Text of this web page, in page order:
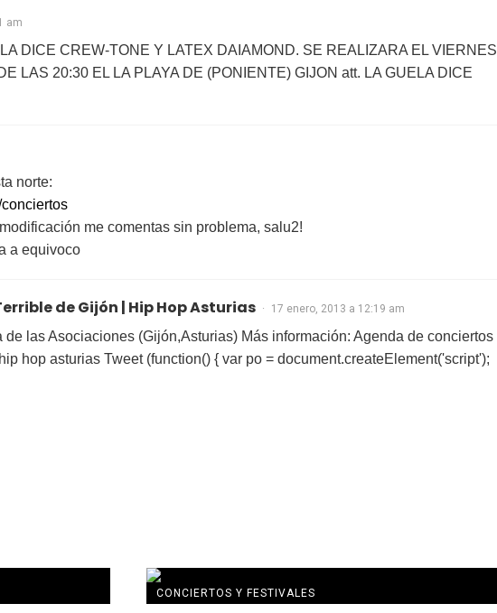
am
DICE CREW-TONE Y LATEX DAIAMOND. SE REALIZARA EL VIERNES
LAS 20:30 EL LA PLAYA DE (PONIENTE) GIJON att. LA GUELA DICE
norte:
me comentas sin problema, salu2!
a equivoco
de Gijón | Hip Hop Asturias 17 enero, 2013 a 12:19 am
las Asociaciones (Gijón,Asturias) Más información: Agenda de conciertos
hop asturias Tweet (function() { var po = document.createElement('script');
CONCIERTOS Y FESTIVALES